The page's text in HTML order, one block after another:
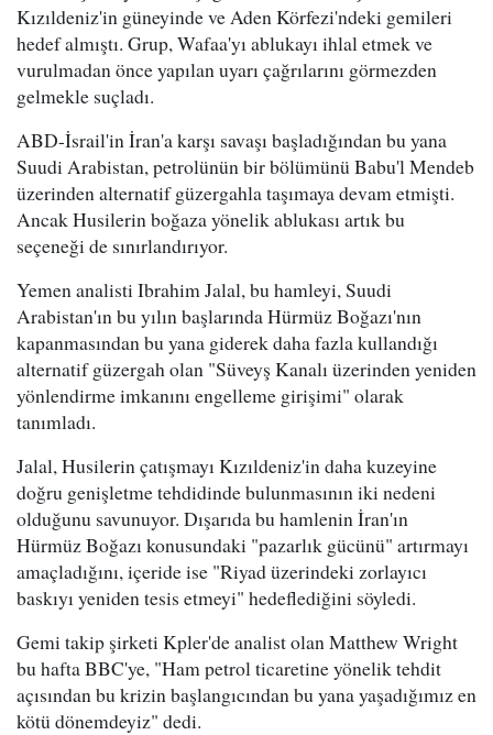
Kızıldeniz'in güneyinde ve Aden Körfezi'ndeki gemileri
hedef almıştı. Grup, Wafaa'yı ablukayı ihlal etmek ve
vurulmadan önce yapılan uyarı çağrılarını görmezden
gelmekle suçladı.
ABD-İsrail'in İran'a karşı savaşı başladığından bu yana
Suudi Arabistan, petrolünün bir bölümünü Babu'l Mendeb
üzerinden alternatif güzergahla taşımaya devam etmişti.
Ancak Husilerin boğaza yönelik ablukası artık bu
seçeneği de sınırlandırıyor.
Yemen analisti Ibrahim Jalal, bu hamleyi, Suudi
Arabistan'ın bu yılın başlarında Hürmüz Boğazı'nın
kapanmasından bu yana giderek daha fazla kullandığı
alternatif güzergah olan "Süveyş Kanalı üzerinden yeniden
yönlendirme imkanını engelleme girişimi" olarak
tanımladı.
Jalal, Husilerin çatışmayı Kızıldeniz'in daha kuzeyine
doğru genişletme tehdidinde bulunmasının iki nedeni
olduğunu savunuyor. Dışarıda bu hamlenin İran'ın
Hürmüz Boğazı konusundaki "pazarlık gücünü" artırmayı
amaçladığını, içeride ise "Riyad üzerindeki zorlayıcı
baskıyı yeniden tesis etmeyi" hedeflediğini söyledi.
Gemi takip şirketi Kpler'de analist olan Matthew Wright
bu hafta BBC'ye, "Ham petrol ticaretine yönelik tehdit
açısından bu krizin başlangıcından bu yana yaşadığımız en
kötü dönemdeyiz" dedi.